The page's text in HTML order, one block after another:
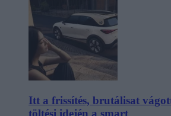
Itt a frissítés, brutálisat
töltési idején a smart